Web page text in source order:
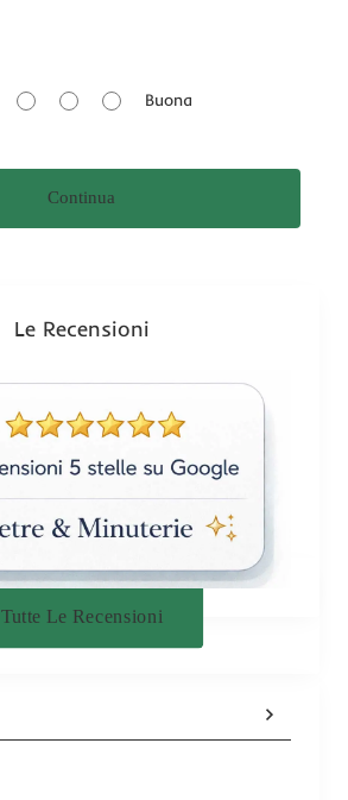
Buona
Continua
Le Recensioni
Tutte Le Recensioni